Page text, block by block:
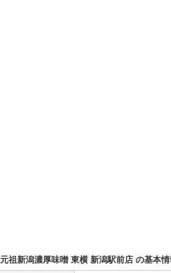
元祖新潟濃厚味噌 東横 新潟駅前店 の基本